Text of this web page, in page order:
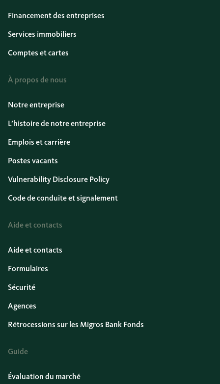
Financement des entreprises
Services immobiliers
Comptes et cartes
À propos de nous
Notre entreprise
L’histoire de notre entreprise
Emplois et carrière
Postes vacants
Vulnerability Disclosure Policy
Code de conduite et signalement
Aide et contacts
Aide et contacts
Formulaires
Sécurité
Agences
Rétrocessions sur les Migros Bank Fonds
Guide
Évaluation du marché